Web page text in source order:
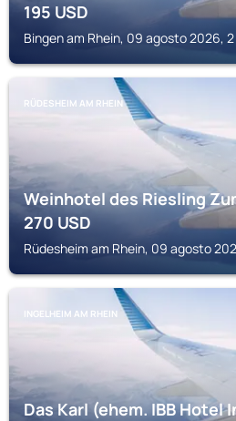
195USD
Bingen am Rhein, 09 agosto 2026,
RÜDESHEIM AM RHEIN
Weinhotel des Riesling
270USD
Rüdesheim am Rhein, 09 agosto
INGELHEIM AM RHEIN
Das Karl (ehem. IBB Hotel